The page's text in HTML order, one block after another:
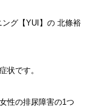
グ【YUI】の 北條裕
状です。
性の排尿障害の1つ